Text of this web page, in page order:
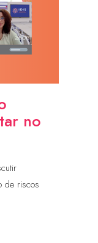
no
de riscos